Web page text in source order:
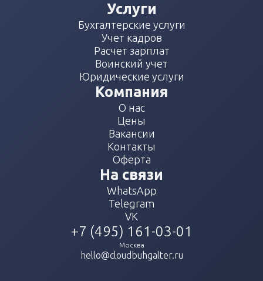
Услуги
Бухгалтерские услуги
Учет кадров
Расчет зарплат
Воинский учет
Юридические услуги
Компания
О нас
Цены
Вакансии
Контакты
Оферта
На связи
WhatsApp
Telegram
VK
+7 (495) 161-03-01
Москва
hello@cloudbuhgalter.ru